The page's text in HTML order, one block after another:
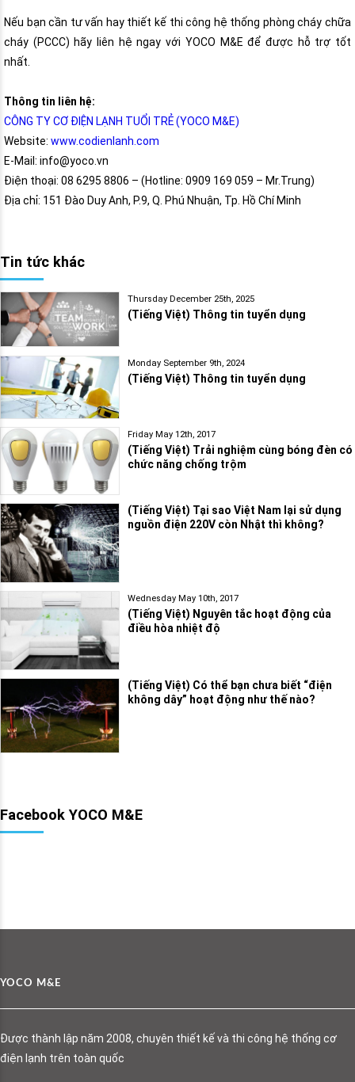
Nếu bạn cần tư vấn hay thiết kế thi công hệ thống phòng cháy chữa
cháy (PCCC) hãy liên hệ ngay với YOCO M&E để được hỗ trợ tốt
nhất.
Thông tin liên hệ:
CÔNG TY CƠ ĐIỆN LẠNH TUỔI TRẺ (YOCO M&E)
Website: www.codienlanh.com
E-Mail: info@yoco.vn
Điện thoại: 08 6295 8806 – (Hotline: 0909 169 059 – Mr.Trung)
Địa chỉ: 151 Đào Duy Anh, P.9, Q. Phú Nhuận, Tp. Hồ Chí Minh
Tin tức khác
Thursday December 25th, 2025
(Tiếng Việt) Thông tin tuyển dụng
Monday September 9th, 2024
(Tiếng Việt) Thông tin tuyển dụng
Friday May 12th, 2017
(Tiếng Việt) Trải nghiệm cùng bóng đèn có
chức năng chống trộm
(Tiếng Việt) Tại sao Việt Nam lại sử dụng
nguồn điện 220V còn Nhật thì không?
Wednesday May 10th, 2017
(Tiếng Việt) Nguyên tắc hoạt động của
điều hòa nhiệt độ
(Tiếng Việt) Có thể bạn chưa biết “điện
không dây” hoạt động như thế nào?
Facebook YOCO M&E
YOCO M&E
Được thành lập năm 2008, chuyên thiết kế và thi công hệ thống cơ
điện lạnh trên toàn quốc